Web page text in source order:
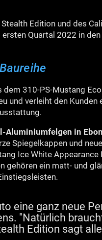
Edition und des
Quartal 2022 in den
dem 310-PS-Mustang
und verleiht den Kunden
Aluminiumfelgen in
Spiegelkappen und
Ice White
gehören ein matt- und
eine ganz neue
"Natürlich
Edition sagt